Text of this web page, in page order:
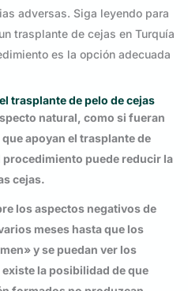
adversas. Siga leyendo para
trasplante de cejas en Turquía
es la opción adecuada
trasplante de pelo de cejas
natural, como si fueran
apoyan el trasplante de
procedimiento puede reducir la
cejas.
los aspectos negativos de
meses hasta que los
y se puedan ver los
la posibilidad de que